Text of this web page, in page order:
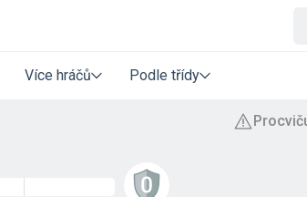
Více hráčů Podle třídy